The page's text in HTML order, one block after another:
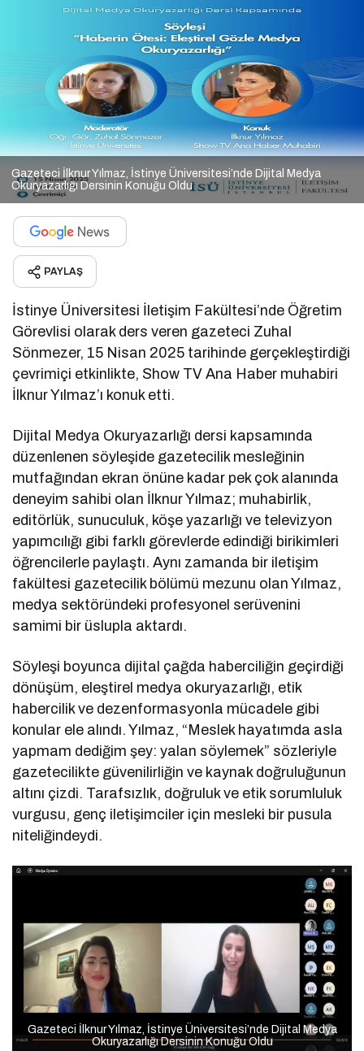
Gazeteci İlknur Yılmaz, İstinye Üniversitesi’nde Dijital Medya
Okuryazarlığı Dersinin Konuğu Oldu
PAYLAŞ
İstinye Üniversitesi İletişim Fakültesi’nde Öğretim
Görevlisi olarak ders veren gazeteci Zuhal
Sönmezer, 15 Nisan 2025 tarihinde gerçekleştirdiği
çevrimiçi etkinlikte, Show TV Ana Haber muhabiri
İlknur Yılmaz’ı konuk etti.
Dijital Medya Okuryazarlığı dersi kapsamında
düzenlenen söyleşide gazetecilik mesleğinin
mutfağından ekran önüne kadar pek çok alanında
deneyim sahibi olan İlknur Yılmaz; muhabirlik,
editörlük, sunuculuk, köşe yazarlığı ve televizyon
yapımcılığı gibi farklı görevlerde edindiği birikimleri
öğrencilerle paylaştı. Aynı zamanda bir iletişim
fakültesi gazetecilik bölümü mezunu olan Yılmaz,
medya sektöründeki profesyonel serüvenini
samimi bir üslupla aktardı.
Söyleşi boyunca dijital çağda haberciliğin geçirdiği
dönüşüm, eleştirel medya okuryazarlığı, etik
habercilik ve dezenformasyonla mücadele gibi
konular ele alındı. Yılmaz, “Meslek hayatımda asla
yapmam dediğim şey: yalan söylemek” sözleriyle
gazetecilikte güvenilirliğin ve kaynak doğruluğunun
altını çizdi. Tarafsızlık, doğruluk ve etik sorumluluk
vurgusu, genç iletişimciler için mesleki bir pusula
niteliğindeydi.
Gazeteci İlknur Yılmaz, İstinye Üniversitesi’nde Dijital Medya
Okuryazarlığı Dersinin Konuğu Oldu